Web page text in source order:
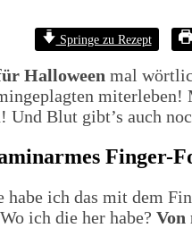
Springe zu Rezept
Halloween mal
Blut gibt’s auch
Finger-
habe ich das mit dem
ich die her habe? Von